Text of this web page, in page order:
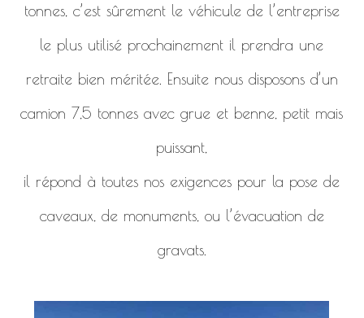
tonnes, c’est sûrement le véhicule de l’entreprise
le plus utilisé prochainement il prendra une
retraite bien méritée. Ensuite nous disposons d’un
camion 7,5 tonnes avec grue et benne, petit mais
puissant,
il répond à toutes nos exigences pour la pose de
caveaux, de monuments, ou l’évacuation de
gravats.